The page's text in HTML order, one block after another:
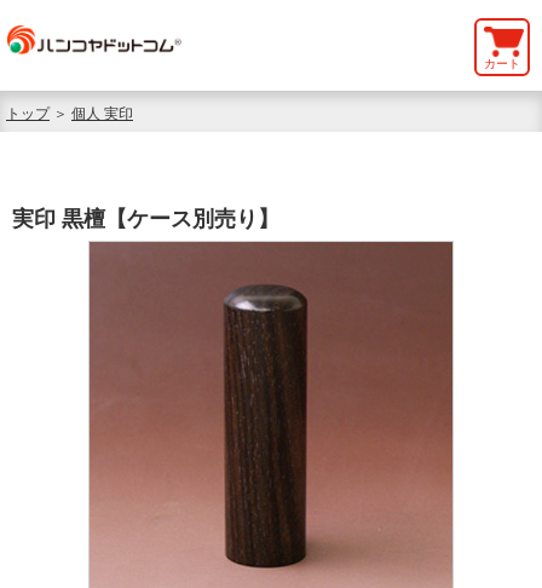
カート
トップ＞ 個人 実印
実印 黒檀【ケース別売り】